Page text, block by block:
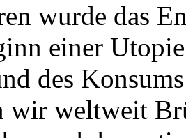
wurde das
einer
des
wir weltweit